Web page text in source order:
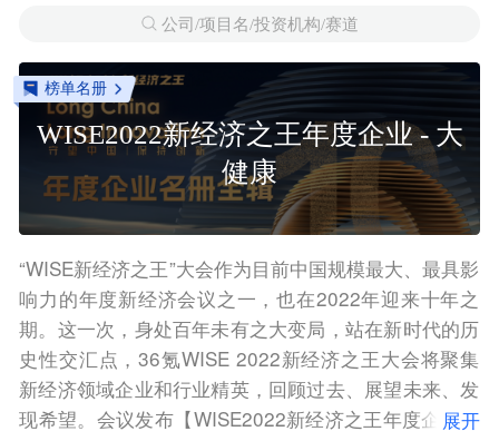
公司/项目名/投资机构/赛道
榜单名册
WISE2022新经济之王年度企业 - 大
健康
“WISE新经济之王”大会作为目前中国规模最大、最具影
响力的年度新经济会议之一，也在2022年迎来十年之
期。这一次，身处百年未有之大变局，站在新时代的历
史性交汇点，36氪WISE 2022新经济之王大会将聚集
新经济领域企业和行业精英，回顾过去、展望未来、发
现希望。会议发布【WISE2022新经济之王年度企业】
展开